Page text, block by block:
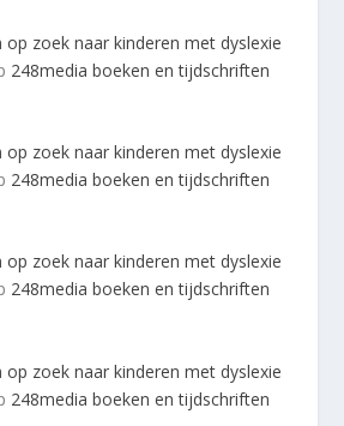
op zoek naar kinderen met dyslexie
248media boeken en tijdschriften
op zoek naar kinderen met dyslexie
248media boeken en tijdschriften
op zoek naar kinderen met dyslexie
248media boeken en tijdschriften
op zoek naar kinderen met dyslexie
248media boeken en tijdschriften